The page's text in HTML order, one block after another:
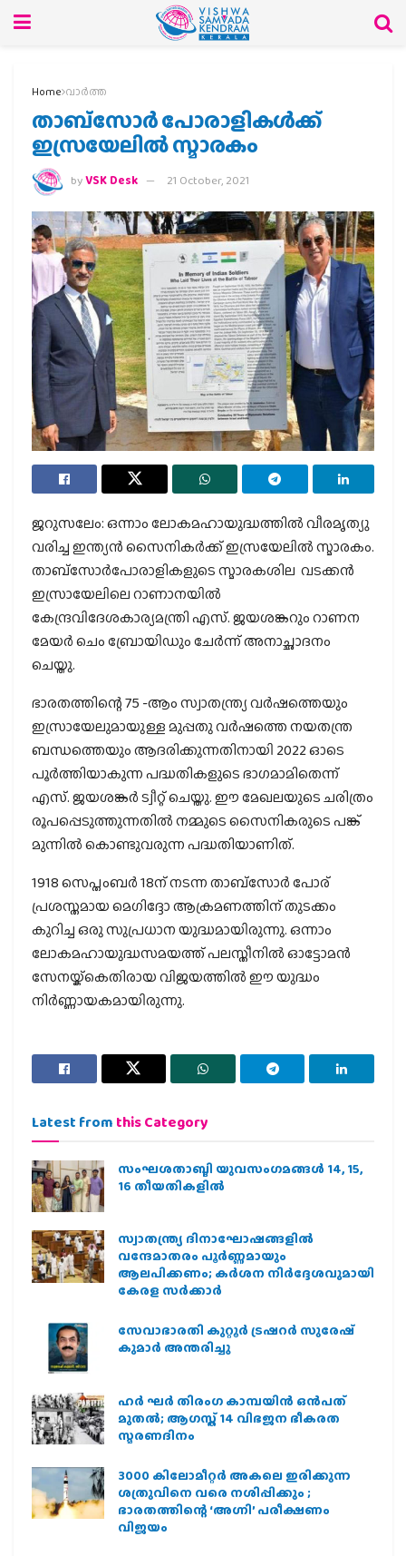
Home വാര്‍ത്ത
താബ്‌സോര്‍ പോരാളികള്‍ക്ക്
ഇസ്രയേലില്‍ സ്മാരകം
byVSK Desk 21 October, 2021
ജറുസലേം: ഒന്നാം ലോകമഹായുദ്ധത്തില്‍ വീരമൃത്യു
വരിച്ച ഇന്ത്യന്‍ സൈനികര്‍ക്ക് ഇസ്രയേലില്‍ സ്മാരകം.
താബ്‌സോര്‍പോരാളികളുടെ സ്മാരകശില വടക്കന്‍
ഇസ്രായേലിലെ റാണാനയില്‍
കേന്ദ്രവിദേശകാര്യമന്ത്രി എസ്. ജയശങ്കറും റാണന
മേയര്‍ ചെം ബ്രോയിഡും ചേര്‍ന്ന് അനാച്ഛാദനം
ചെയ്തു.
ഭാരതത്തിന്റെ 75 -ആം സ്വാതന്ത്ര്യ വര്‍ഷത്തെയും
ഇസ്രായേലുമായുള്ള മുപ്പതു വര്‍ഷത്തെ നയതന്ത്ര
ബന്ധത്തെയും ആദരിക്കുന്നതിനായി 2022 ഓടെ
പൂര്‍ത്തിയാകുന്ന പദ്ധതികളുടെ ഭാഗമാമിതെന്ന്
എസ്. ജയശങ്കര്‍ ട്വീറ്റ് ചെയ്തു. ഈ മേഖലയുടെ ചരിത്രം
രൂപപ്പെടുത്തുന്നതില്‍ നമ്മുടെ സൈനികരുടെ പങ്ക്
മുന്നില്‍ കൊണ്ടുവരുന്ന പദ്ധതിയാണിത്.
1918 സെപ്തംബര്‍ 18ന് നടന്ന താബ്‌സോര്‍ പോര്
പ്രശസ്തമായ മെഗിദ്ദോ ആക്രമണത്തിന് തുടക്കം
കുറിച്ച ഒരു സുപ്രധാന യുദ്ധമായിരുന്നു. ഒന്നാം
ലോകമഹായുദ്ധസമയത്ത് പലസ്തീനില്‍ ഓട്ടോമന്‍
സേനയ്ക്കെതിരായ വിജയത്തില്‍ ഈ യുദ്ധം
നിര്‍ണ്ണായകമായിരുന്നു.
Latest from this Category
സംഘശതാബ്ദി യുവസംഗമങ്ങള്‍ 14, 15,
16 തീയതികളില്‍
സ്വാതന്ത്ര്യ ദിനാഘോഷങ്ങളിൽ
വന്ദേമാതരം പൂർണ്ണമായും
ആലപിക്കണം; കർശന നിർദ്ദേശവുമായി
കേരള സർക്കാർ
സേവാഭാരതി കുറ്റൂർ ട്രഷറർ സുരേഷ്
കുമാർ അന്തരിച്ചു
ഹര്‍ ഘര്‍ തിരംഗ കാമ്പയിന്‍ ഒന്‍പത്
മുതല്‍; ആഗസ്ത് 14 വിഭജന ഭീകരത
സ്മരണദിനം
3000 കിലോമീറ്റർ അകലെ ഇരിക്കുന്ന
ശത്രുവിനെ വരെ നശിപ്പിക്കും ;
ഭാരതത്തിന്റെ ‘അഗ്നി’ പരീക്ഷണം
വിജയം